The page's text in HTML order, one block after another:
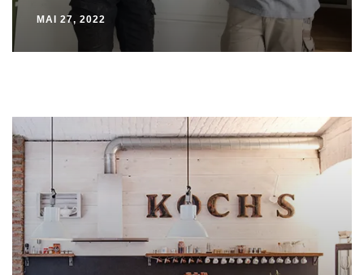
MAI 27, 2022